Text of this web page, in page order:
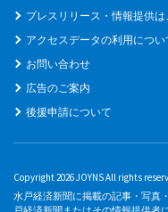
プレスリリース・情報提供は
アクセスデータの利用につい
お問い合わせ
広告のご案内
後援申請について
Copyright 2026 JOYNS All rights
水戸経済新聞に掲載の記事・写真